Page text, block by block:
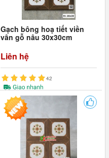
Gạch bông hoạ tiết viền
vân gỗ nâu 30x30cm
Liên hệ
42